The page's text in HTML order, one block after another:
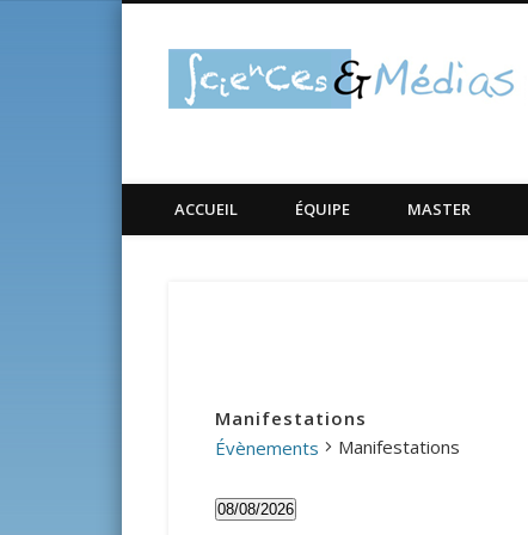
ACCUEIL ÉQUIPE MASTER
Manifestations
Évènements
Manifestations
Évènements
08/08/2026